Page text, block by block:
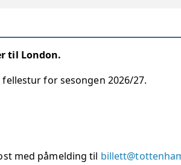
OFTE STILTE
til London.
for sesongen 2026/27.
med påmelding til